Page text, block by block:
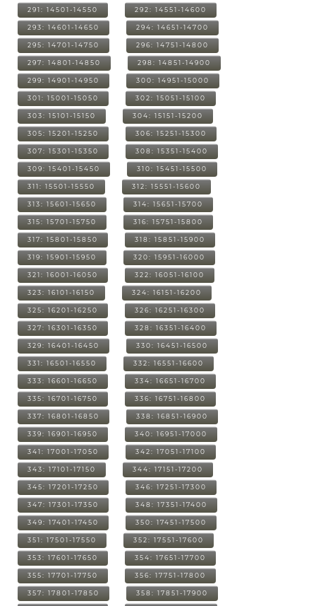
291: 14501-14550 292: 14551-14600
293: 14601-14650 294: 14651-14700
295: 14701-14750 296: 14751-14800
297: 14801-14850 298: 14851-14900
299: 14901-14950 300: 14951-15000
301: 15001-15050 302: 15051-15100
303: 15101-15150 304: 15151-15200
305: 15201-15250 306: 15251-15300
307: 15301-15350 308: 15351-15400
309: 15401-15450 310: 15451-15500
311: 15501-15550 312: 15551-15600
313: 15601-15650 314: 15651-15700
315: 15701-15750 316: 15751-15800
317: 15801-15850 318: 15851-15900
319: 15901-15950 320: 15951-16000
321: 16001-16050 322: 16051-16100
323: 16101-16150 324: 16151-16200
325: 16201-16250 326: 16251-16300
327: 16301-16350 328: 16351-16400
329: 16401-16450 330: 16451-16500
331: 16501-16550 332: 16551-16600
333: 16601-16650 334: 16651-16700
335: 16701-16750 336: 16751-16800
337: 16801-16850 338: 16851-16900
339: 16901-16950 340: 16951-17000
341: 17001-17050 342: 17051-17100
343: 17101-17150 344: 17151-17200
345: 17201-17250 346: 17251-17300
347: 17301-17350 348: 17351-17400
349: 17401-17450 350: 17451-17500
351: 17501-17550 352: 17551-17600
353: 17601-17650 354: 17651-17700
355: 17701-17750 356: 17751-17800
357: 17801-17850 358: 17851-17900